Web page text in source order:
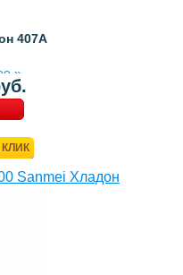
407A
»
КЛИК
Sanmei Хладон